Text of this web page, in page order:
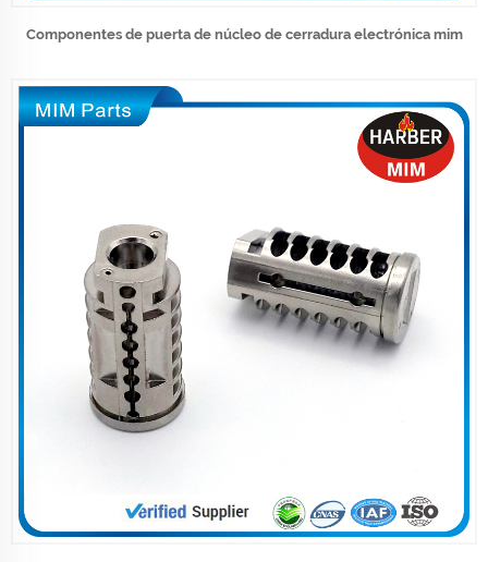
Componentes de puerta de núcleo de cerradura electrónica mim